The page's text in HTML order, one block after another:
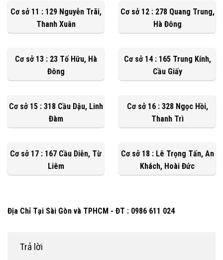
Cơ sở 11 : 129 Nguyễn Trãi,
Thanh Xuân
Cơ sở 12 : 278 Quang Trung,
Hà Đông
Cơ sở 13 : 23 Tố Hữu, Hà
Đông
Cơ sở 14 : 165 Trung Kính,
Cầu Giấy
Cơ sở 15 : 318 Cầu Dậu, Linh
Đàm
Cơ sở 16 : 328 Ngọc Hồi,
Thanh Trì
Cơ sở 17 : 167 Cầu Diễn, Từ
Liêm
Cơ sở 18 : Lê Trọng Tấn, An
Khách, Hoài Đức
Địa Chỉ Tại Sài Gòn và TPHCM - ĐT : 0986 611 024
Trả lời